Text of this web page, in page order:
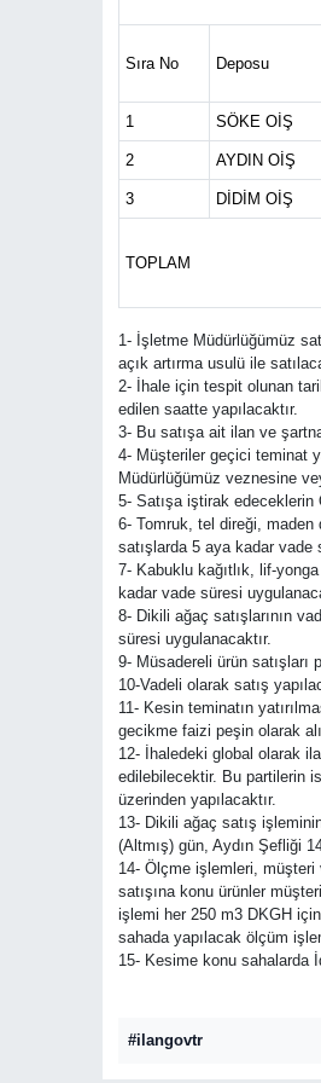
Sıra No Deposu
1 SÖKE OİŞ
2 AYDIN OİŞ
3 DİDİM OİŞ
TOPLAM
1- İşletme Müdürlüğümüz
açık artırma usulü ile
2- İhale için tespit olunan
edilen saatte yapılacaktır.
3- Bu satışa ait ilan ve
4- Müşteriler geçici teminat
Müdürlüğümüz veznesine
5- Satışa iştirak edeceklerin
6- Tomruk, tel direği, maden
satışlarda 5 aya kadar vade
7- Kabuklu kağıtlık, lif-
kadar vade süresi
8- Dikili ağaç satışlarının
süresi uygulanacaktır.
9- Müsadereli ürün satışları
10-Vadeli olarak satış
11- Kesin teminatın
gecikme faizi peşin olarak
12- İhaledeki global olarak
edilebilecektir. Bu partilerin
üzerinden yapılacaktır.
13- Dikili ağaç satış
(Altmış) gün, Aydın Şefliği
14- Ölçme işlemleri, müşteri
satışına konu ürünler
işlemi her 250 m3 DKGH
sahada yapılacak ölçüm
15- Kesime konu sahalarda
#ilangovtr